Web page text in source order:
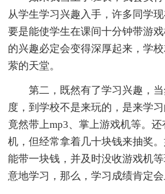
从学生学习兴趣入手，许多同学
要是能使学生在课间十分钟带游
的兴趣必定会变得深厚起来，学
萦的天堂。
第二，既然有了学习兴趣，
度，到学校不是来玩的，是来学
竟然带上mp3、掌上游戏机等。
机，但经常拿着几十块钱来抽奖
能带一块钱，并及时没收游戏机
意地学习，那么，学习成绩肯定